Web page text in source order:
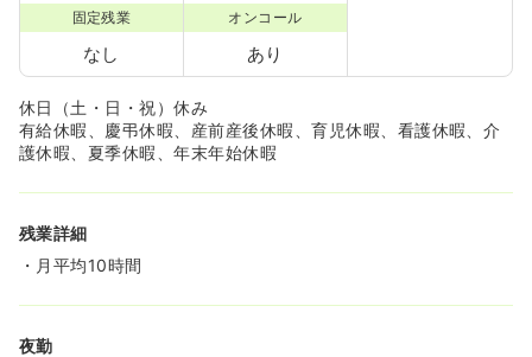
固定残業
なし
オンコール
あり
休日（土・日・祝）休み
有給休暇、慶弔休暇、産前産後休暇、育児休暇、看護休暇、介
護休暇、夏季休暇、年末年始休暇
残業詳細
・月平均10時間
夜勤